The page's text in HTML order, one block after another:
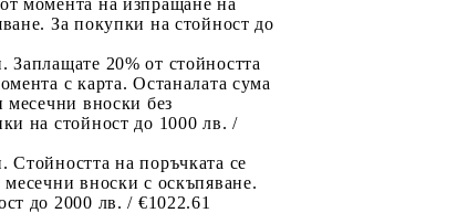
момента на изпращане на
За покупки на стойност до
20% от стойността
с карта. Останалата сума
месечни вноски без
на стойност до 1000 лв. /
на поръчката се
вноски с оскъпяване.
до 2000 лв. / €1022.61